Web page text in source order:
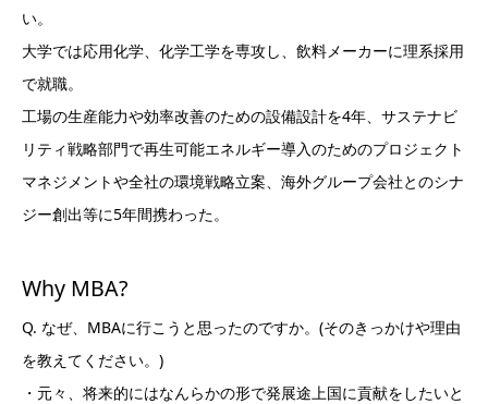
い。
大学では応用化学、化学工学を専攻し、飲料メーカーに理系採用
で就職。
工場の生産能力や効率改善のための設備設計を4年、サステナビ
リティ戦略部門で再生可能エネルギー導入のためのプロジェクト
マネジメントや全社の環境戦略立案、海外グループ会社とのシナ
ジー創出等に5年間携わった。
Why MBA?
Q. なぜ、MBAに行こうと思ったのですか。(そのきっかけや理由
を教えてください。)
・元々、将来的にはなんらかの形で発展途上国に貢献をしたいと